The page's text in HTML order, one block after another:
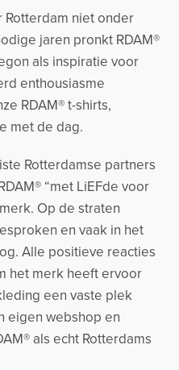
Rotterdam niet onder
jaren pronkt RDAM®
als inspiratie voor
enthousiasme
RDAM® t-shirts,
met de dag.
Rotterdamse partners
“met LiEFde voor
Op de straten
en vaak in het
Alle positieve reacties
het merk heeft ervoor
een vaste plek
eigen webshop en
als echt Rotterdams